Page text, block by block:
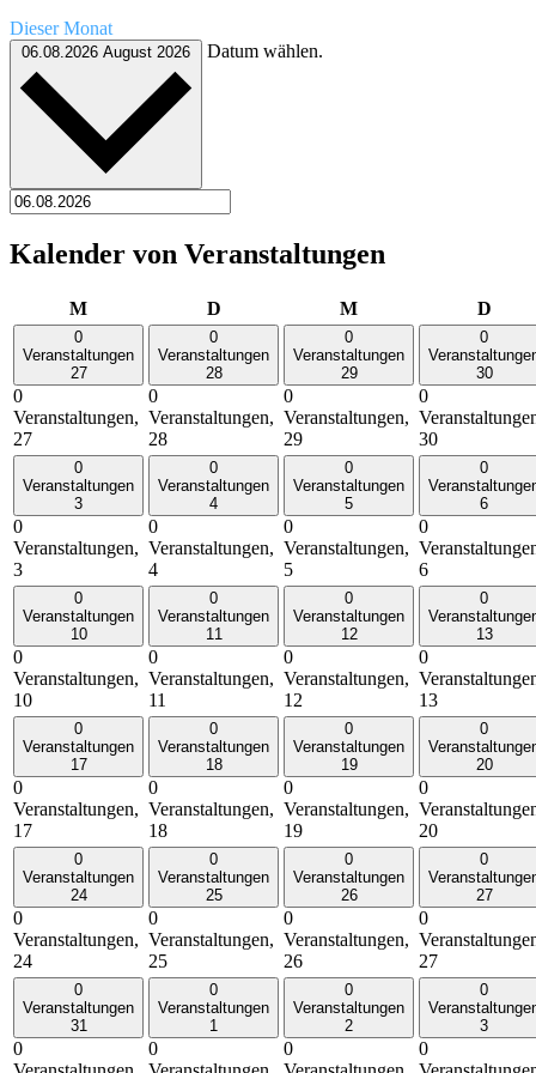
Dieser Monat
06.08.2026 August 2026 Datum wählen.
Kalender von Veranstaltungen
MMontag DDienstag MMittwoch D
0
Veranstaltungen
27
0
Veranstaltungen,
27
0
Veranstaltungen
28
0
Veranstaltungen,
28
0
Veranstaltungen
29
0
Veranstaltungen,
29
0
30
0
30
0
Veranstaltungen
3
0
Veranstaltungen,
3
0
Veranstaltungen
4
0
Veranstaltungen,
4
0
Veranstaltungen
5
0
Veranstaltungen,
5
0
6
0
6
0
Veranstaltungen
10
0
Veranstaltungen,
10
0
Veranstaltungen
11
0
Veranstaltungen,
11
0
Veranstaltungen
12
0
Veranstaltungen,
12
0
13
0
13
0
Veranstaltungen
17
0
Veranstaltungen,
17
0
Veranstaltungen
18
0
Veranstaltungen,
18
0
Veranstaltungen
19
0
Veranstaltungen,
19
0
20
0
20
0
Veranstaltungen
24
0
Veranstaltungen,
24
0
Veranstaltungen
25
0
Veranstaltungen,
25
0
Veranstaltungen
26
0
Veranstaltungen,
26
0
27
0
27
0
Veranstaltungen
31
0
0
Veranstaltungen
1
0
0
Veranstaltungen
2
0
0
3
0